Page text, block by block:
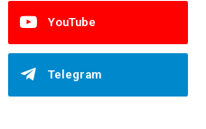
YouTube
Telegram